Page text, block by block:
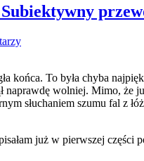
końca. To była chyba
naprawdę wolniej. Mimo,
słuchaniem szumu fal z
już w pierwszej części